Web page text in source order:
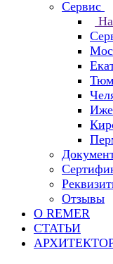
Сервис
Отзывы
О REMER
СТАТЬИ